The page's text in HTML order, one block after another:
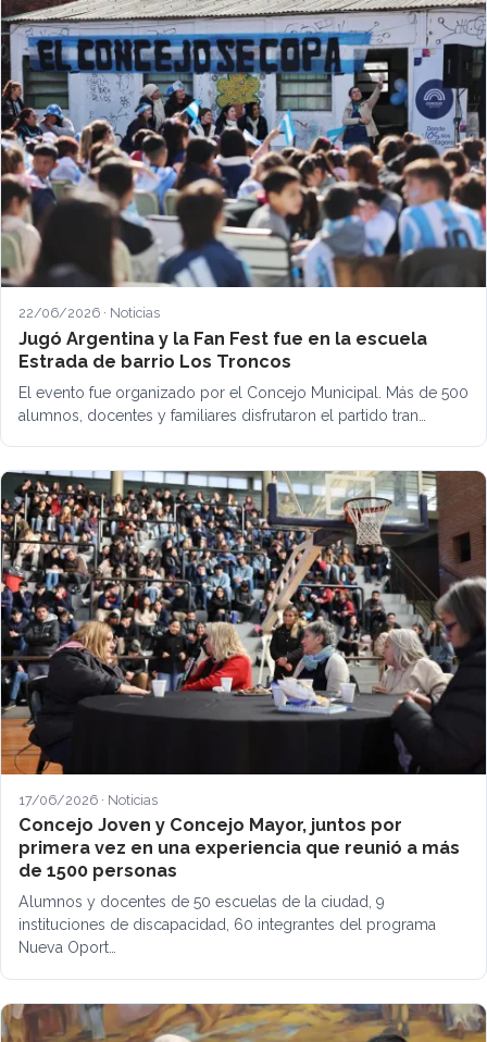
22/06/2026 · Noticias
Jugó Argentina y la Fan Fest fue en la escuela
Estrada de barrio Los Troncos
El evento fue organizado por el Concejo Municipal. Más de 500
alumnos, docentes y familiares disfrutaron el partido tran…
17/06/2026 · Noticias
Concejo Joven y Concejo Mayor, juntos por
primera vez en una experiencia que reunió a más
de 1500 personas
Alumnos y docentes de 50 escuelas de la ciudad, 9
instituciones de discapacidad, 60 integrantes del programa
Nueva Oport…